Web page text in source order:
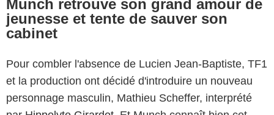
Munch retrouve son grand amour de
jeunesse et tente de sauver son
cabinet
Pour combler l'absence de Lucien Jean-Baptiste, TF1
et la production ont décidé d'introduire un nouveau
personnage masculin, Mathieu Scheffer, interprété